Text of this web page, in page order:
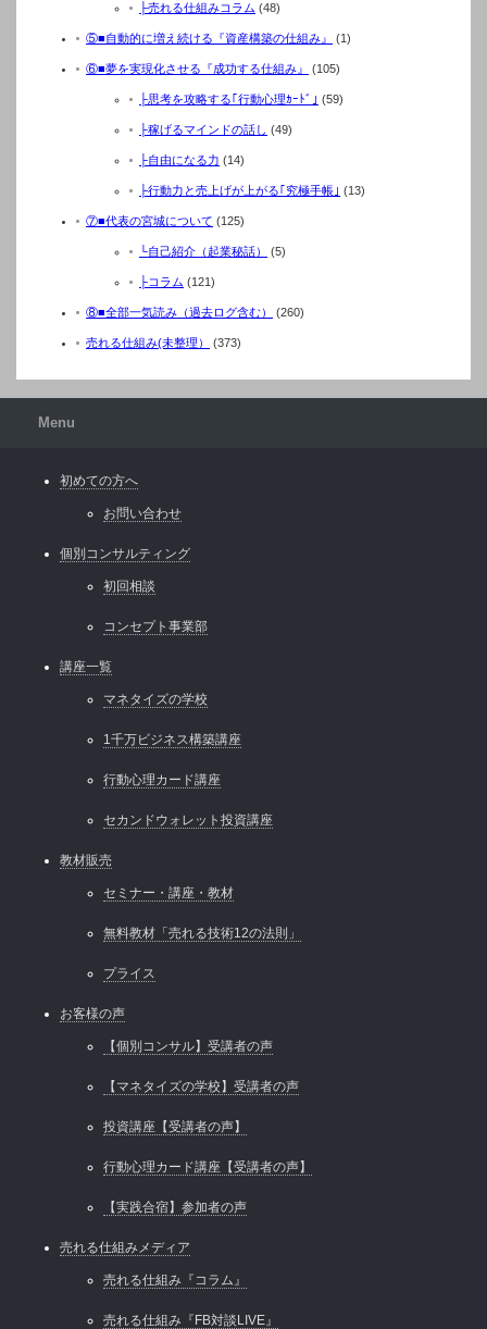
├売れる仕組みコラム (48)
⑤■自動的に増え続ける『資産構築の仕組み』 (1)
⑥■夢を実現化させる『成功する仕組み』 (105)
├思考を攻略する｢行動心理ｶｰﾄﾞ｣ (59)
├稼げるマインドの話し (49)
├自由になる力 (14)
├行動力と売上げが上がる｢究極手帳｣ (13)
⑦■代表の宮城について (125)
└自己紹介（起業秘話） (5)
├コラム (121)
⑧■全部一気読み（過去ログ含む） (260)
売れる仕組み(未整理） (373)
Menu
初めての方へ
お問い合わせ
個別コンサルティング
初回相談
コンセプト事業部
講座一覧
マネタイズの学校
1千万ビジネス構築講座
行動心理カード講座
セカンドウォレット投資講座
教材販売
セミナー・講座・教材
無料教材「売れる技術12の法則」
プライス
お客様の声
【個別コンサル】受講者の声
【マネタイズの学校】受講者の声
投資講座【受講者の声】
行動心理カード講座【受講者の声】
【実践合宿】参加者の声
売れる仕組みメディア
売れる仕組み『コラム』
売れる仕組み『FB対談LIVE』